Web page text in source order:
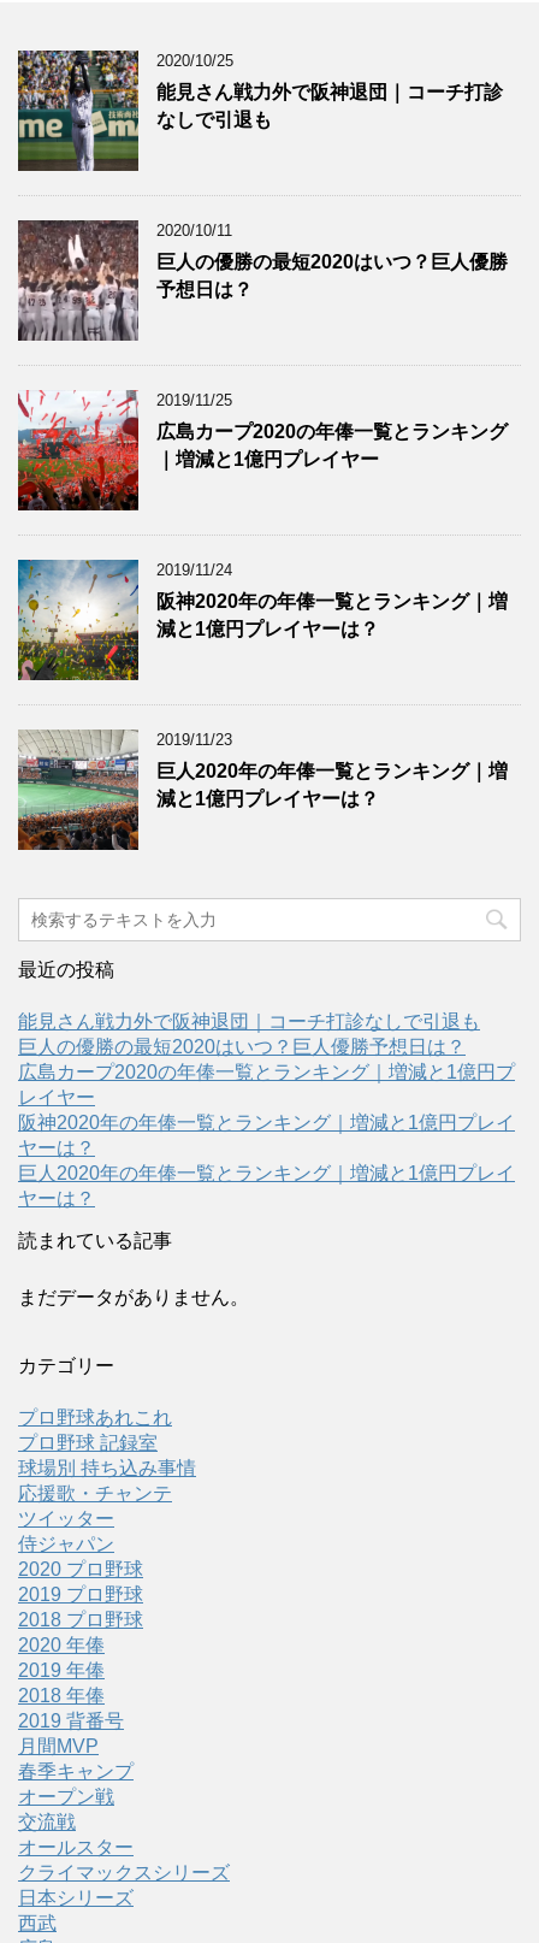
2020/10/25
能見さん戦力外で阪神退団｜コーチ打診
なしで引退も
2020/10/11
巨人の優勝の最短2020はいつ？巨人優勝
予想日は？
2019/11/25
広島カープ2020の年俸一覧とランキング
｜増減と1億円プレイヤー
2019/11/24
阪神2020年の年俸一覧とランキング｜増
減と1億円プレイヤーは？
2019/11/23
巨人2020年の年俸一覧とランキング｜増
減と1億円プレイヤーは？
最近の投稿
能見さん戦力外で阪神退団｜コーチ打診なしで引退も
巨人の優勝の最短2020はいつ？巨人優勝予想日は？
広島カープ2020の年俸一覧とランキング｜増減と1億円プ
レイヤー
阪神2020年の年俸一覧とランキング｜増減と1億円プレイ
ヤーは？
巨人2020年の年俸一覧とランキング｜増減と1億円プレイ
ヤーは？
読まれている記事
まだデータがありません。
カテゴリー
プロ野球あれこれ
プロ野球 記録室
球場別 持ち込み事情
応援歌・チャンテ
ツイッター
侍ジャパン
2020 プロ野球
2019 プロ野球
2018 プロ野球
2020 年俸
2019 年俸
2018 年俸
2019 背番号
月間MVP
春季キャンプ
オープン戦
交流戦
オールスター
クライマックスシリーズ
日本シリーズ
西武